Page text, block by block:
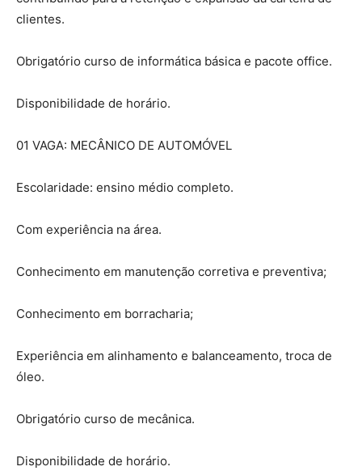
clientes.
Obrigatório curso de informática básica e pacote office.
Disponibilidade de horário.
01 VAGA: MECÂNICO DE AUTOMÓVEL
Escolaridade: ensino médio completo.
Com experiência na área.
Conhecimento em manutenção corretiva e preventiva;
Conhecimento em borracharia;
Experiência em alinhamento e balanceamento, troca de
óleo.
Obrigatório curso de mecânica.
Disponibilidade de horário.